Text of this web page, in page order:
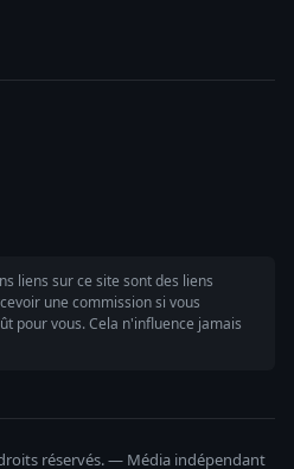
liens sur ce site sont des liens
une commission si vous
pour vous. Cela n'influence jamais
réservés. — Média indépendant